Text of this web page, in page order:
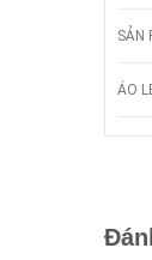
SẢN
ÁO